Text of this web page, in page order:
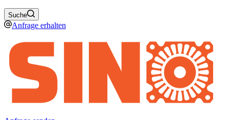
Suche
Anfrage erhalten